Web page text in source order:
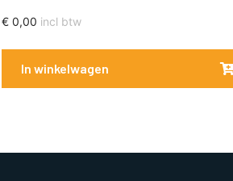
€ 0,00 incl btw
In winkelwagen